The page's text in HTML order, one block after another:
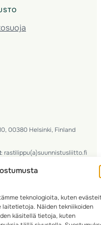
teknologioita, kuten
Näiden tekniikoiden
käsitellä tietoja, kuten
00380 Helsinki, Finland
: rastilippu(a)suunnistusliitto.fi
:::Rastilipun ohjeet